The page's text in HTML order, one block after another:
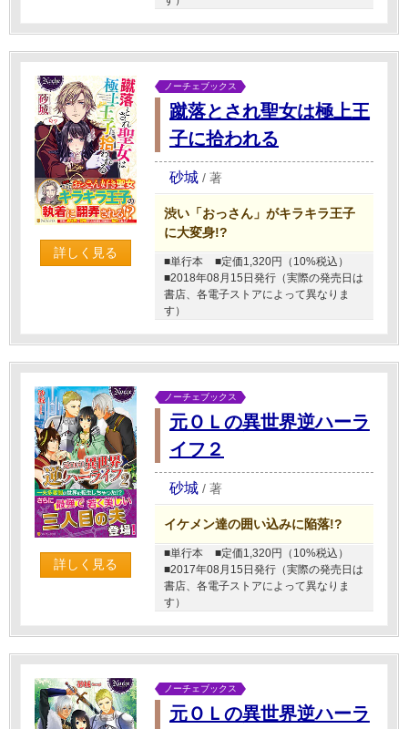
詳しく見る
ノーチェブックス
蹴落とされ聖女は極上王
子に拾われる
砂城 / 著
渋い「おっさん」がキラキラ王子
に大変身!?
■単行本
■定価1,320円（10%税込）
■2018年08月15日発行（実際の発売日は
書店、各電子ストアによって異なりま
す）
詳しく見る
ノーチェブックス
元ＯＬの異世界逆ハーラ
イフ２
砂城 / 著
イケメン達の囲い込みに陥落!?
■単行本
■定価1,320円（10%税込）
■2017年08月15日発行（実際の発売日は
書店、各電子ストアによって異なりま
す）
ノーチェブックス
元ＯＬの異世界逆ハーラ